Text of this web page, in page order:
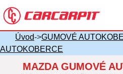
Úvod->GUMOVÉ
AUTOKOBERCE
MAZDA GUMOVÉ